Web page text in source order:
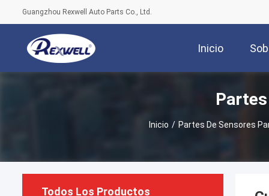
Guangzhou Rexwell Auto Parts Co., Ltd.
Inicio
Inicio / Partes De Sensores
Todos Los Productos